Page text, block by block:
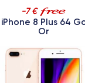
-7 €
iPhone 8 Plus 64
Or